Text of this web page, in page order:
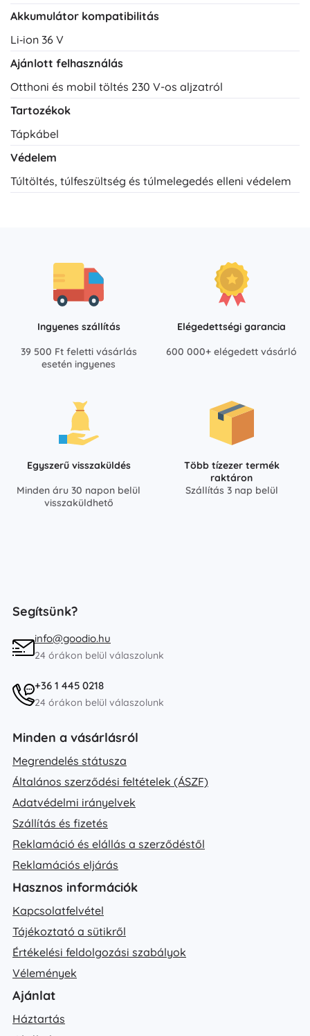
Akkumulátor kompatibilitás
Li‑ion 36 V
Ajánlott felhasználás
Otthoni és mobil töltés 230 V-os aljzatról
Tartozékok
Tápkábel
Védelem
Túltöltés, túlfeszültség és túlmelegedés elleni védelem
Ingyenes szállítás
39 500 Ft feletti vásárlás
esetén ingyenes
Elégedettségi garancia
600 000+ elégedett vásárló
Egyszerű visszaküldés
Minden áru 30 napon belül
visszaküldhető
Több tízezer termék
raktáron
Szállítás 3 nap belül
Segítsünk?
info@goodio.hu
24 órákon belül válaszolunk
+36 1 445 0218
24 órákon belül válaszolunk
Minden a vásárlásról
Megrendelés státusza
Általános szerződési feltételek (ÁSZF)
Adatvédelmi irányelvek
Szállítás és fizetés
Reklamáció és elállás a szerződéstől
Reklamációs eljárás
Hasznos információk
Kapcsolatfelvétel
Tájékoztató a sütikről
Értékelési feldolgozási szabályok
Vélemények
Ajánlat
Háztartás